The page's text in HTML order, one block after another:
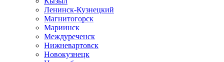
Ленинск-Кузнецкий
Магнитогорск
Мариинск
Междуреченск
Нижневартовск
Новокузнецк